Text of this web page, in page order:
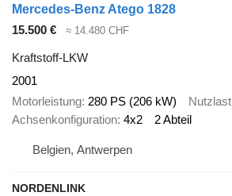
Mercedes-Benz Atego 1828
15.500 €
≈ 14.480 CHF
Kraftstoff-LKW
2001
Motorleistung 280 PS (206 kW) Nutzlast
Achsenkonfiguration 4x2 2 Abteil
Belgien, Antwerpen
NORDENLINK